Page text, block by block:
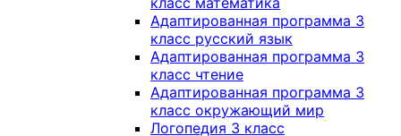
Адаптированная программа 3
класс русский язык
Адаптированная программа 3
класс чтение
Адаптированная программа 3
класс окружающий мир
Логопедия 3 класс